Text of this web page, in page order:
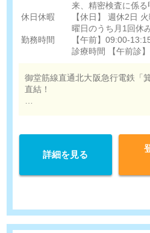
※開業前の研修期間
1,200円
来、精密検査に係
クの状況に応じて
有
休日休暇
【休日】 週休2日
曜日のうち月1回休
【休暇】 有給休暇
勤務時間
【午前】09:00-
診療時間 【午前診
勤務時間のバッファ
御堂筋線直通北大阪急行電鉄「
直結！
詳細を見る